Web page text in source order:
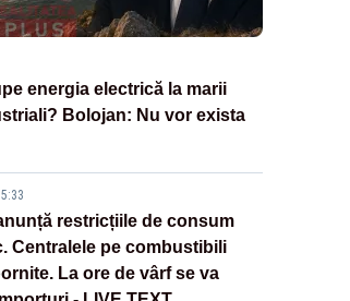
energia electrică la marii
Bolojan: Nu vor exista
restricțiile de consum
Centralele pe combustibili
La ore de vârf se va